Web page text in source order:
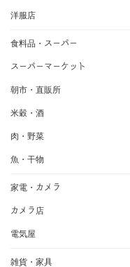
洋服店
食料品・スーパー
スーパーマーケット
朝市・直販所
米穀・酒
肉・野菜
魚・干物
家電・カメラ
カメラ店
電気屋
雑貨・家具